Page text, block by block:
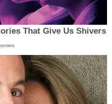
That Give Us Shivers